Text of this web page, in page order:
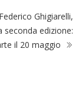
Ghigiarelli,
seconda edizione:
il 20 maggio